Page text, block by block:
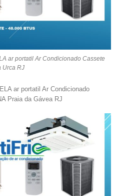
ar portatil Ar Condicionado Cassete
Urca RJ
ar portatil Ar Condicionado
Praia da Gávea RJ